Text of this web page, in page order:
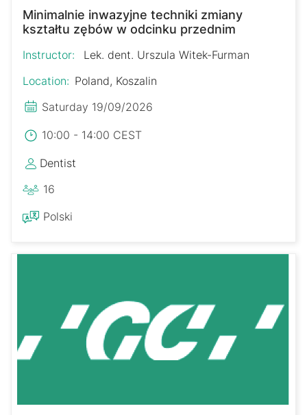
Minimalnie inwazyjne techniki zmiany
kształtu zębów w odcinku przednim
Instructor:
Lek. dent. Urszula Witek-Furman
Location: Poland, Koszalin
Saturday 19/09/2026
10:00 - 14:00 CEST
Dentist
16
Polski